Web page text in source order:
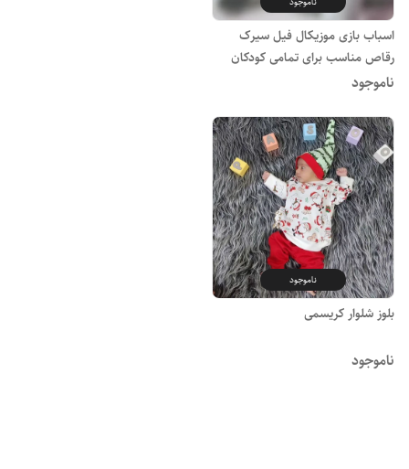
اسباب بازی موزیکال فیل سیرک
رقاص مناسب برای تمامی کودکان
ناموجود
ناموجود
بلوز شلوار کریسمی
ناموجود